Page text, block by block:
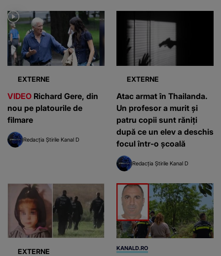
EXTERNE
VIDEO Richard Gere, din
nou pe platourile de
filmare
Redacția Știrile Kanal D
EXTERNE
Atac armat în Thailanda.
Un profesor a murit și
patru copii sunt răniți
după ce un elev a deschis
focul într-o școală
Redacția Știrile Kanal D
EXTERNE KANALD.RO